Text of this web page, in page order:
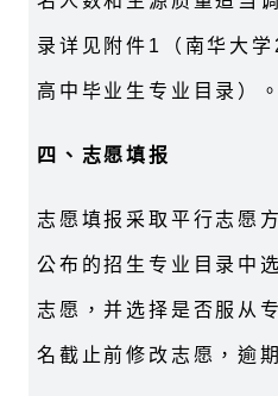
录详见附件1（南华大
高中毕业生专业目录）。
四、志愿填报
志愿填报采取平行志愿
公布的招生专业目录中
志愿，并选择是否服从
名截止前修改志愿，逾